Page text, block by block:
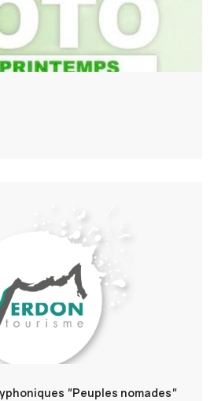
animé par trois cheffes
"Peuples nomades"